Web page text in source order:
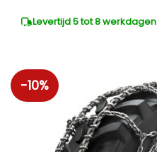
Levertijd 5 tot 8 werkdagen
-10%